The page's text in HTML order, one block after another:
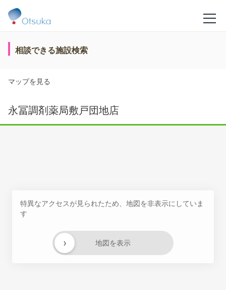
相談できる施設検索
マップを見る
永冨調剤薬局敷戸団地店
特異なアクセスが見られたため、地図を非表示にしていま
す
地図を表示
›